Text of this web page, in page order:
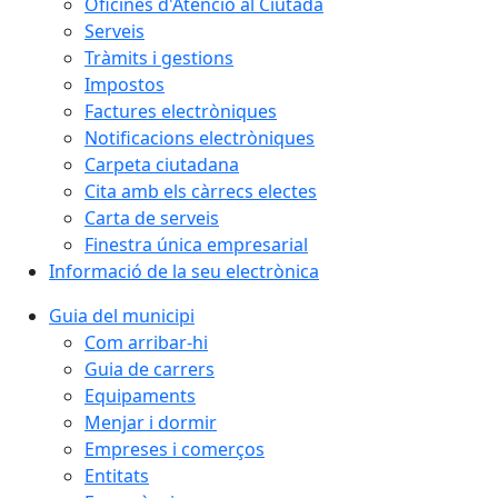
Serveis
Tràmits i gestions
Impostos
Factures electròniques
Notificacions electròniques
Carpeta ciutadana
Cita amb els càrrecs electes
Carta de serveis
Finestra única empresarial
Informació de la seu electrònica
Guia del municipi
Com arribar-hi
Guia de carrers
Equipaments
Menjar i dormir
Empreses i comerços
Entitats